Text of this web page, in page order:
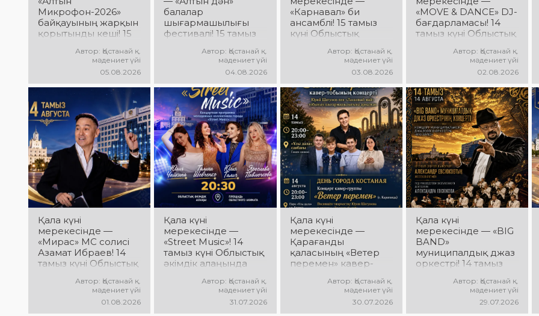
Микрофон-2026»
байқауының жарқын
қорытынды кеші! 15
Халықаралық
вокалистер байқауы
жеңімпаздарын
марапаттау рәсімі
мен гала-концерт
өтеді! Сіздерді үздік
орындаушылардың
әсерлі өнері, жарқын
эмоциялар және
ерекше мерекелік
атмосфера күтеді!
Автор: Қостанай қ.
мәдениет үйі
05.08.2026
балалар
шығармашылығы
фестивалі! 15 тамыз
әкімдік алаңында
«Даму бала»
жобасының балалар
шығармашылық
ұжымдары
қатысатын «Алтын
дән» фестивалі өтеді!
Сіздерді жас
таланттардың
жарқын өнері, әсем
әндер, әсерлі билер
мен мерекелік көңіл
күй күтеді!
Автор: Қостанай қ.
мәдениет үйі
04.08.2026
«Карнавал» би
ансамблі! 15 тамыз
күні Облыстық
«Карнавал» би
ансамблінің
бағдарламасы өтеді!
Ансамбль жетекшісі
— Шамиль
Фахрутдинов.
Сіздерді әсерлі
хореографиялық
қойылымдар,
жарқын бейнелер,
қуатты ырғақ пен
мерекелік көңіл күй
күтеді!
Автор: Қостанай қ.
мәдениет үйі
03.08.2026
«MOVE & DANCE» DJ-
бағдарламасы! 14
тамыз күні Облыстық
мерекелік DJ-
бағдарлама өтеді!
Сіздерді заманауи
музыкалық хиттер,
би ырғағы, қуатты
энергия мен жарқын
эмоциялар күтеді!
Автор: Қостанай қ.
мәдениет үйі
02.08.2026
Қала күні
мерекесінде —
«Мирас» МС солисі
Азамат Ибраев! 14
тамыз күні Облыстық
Азамат Ибраевтың
бағдарламасы өтеді!
Автор: Қостанай қ.
мәдениет үйі
01.08.2026
Қала күні
мерекесінде —
«Street Music»! 14
тамыз күні Облыстық
әкімдік алаңында
ұжымдарының
«Street Music»
Автор: Қостанай қ.
мәдениет үйі
31.07.2026
Қала күні
мерекесінде —
Қарағанды
қаласының «Ветер
перемен» кавер-
«Ұлы Дала»
саябағында Юрий
Шатунов пен
Автор: Қостанай қ.
мәдениет үйі
30.07.2026
Қала күні
мерекесінде — «BIG
BAND»
муниципалдық джаз
оркестрі! 14 тамыз
әкімдік алаңында
«BIG BAND»
муниципалдық джаз
Автор: Қостанай қ.
мәдениет үйі
29.07.2026